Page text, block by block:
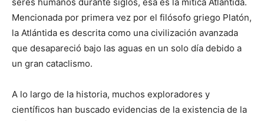
seres humanos durante siglos, esa es la mítica Atlántida.
Mencionada por primera vez por el filósofo griego Platón,
la Atlántida es descrita como una civilización avanzada
que desapareció bajo las aguas en un solo día debido a
un gran cataclismo.
A lo largo de la historia, muchos exploradores y
científicos han buscado evidencias de la existencia de la